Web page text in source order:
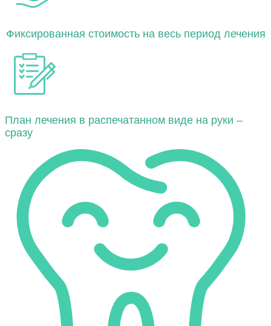
Фиксированная стоимость на весь период лечения
План лечения в распечатанном виде на руки –
сразу